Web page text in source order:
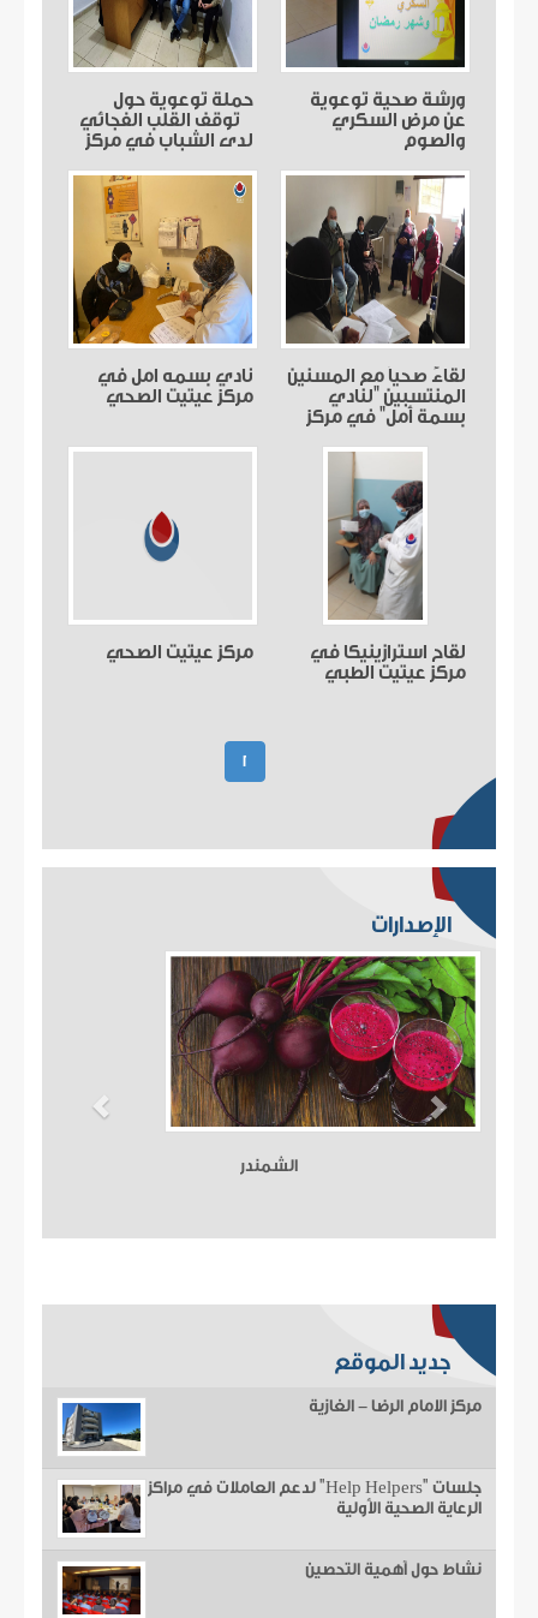
ورشة صحية توعوية
عن مرض السكري
والصوم
حملة توعوية حول
توقف القلب الفجائي
لدى الشباب في مركز
لقاءً صحياً مع المسنين
المنتسبين "لنادي
بسمة أمل" في مركز
نادي بسمه امل في
مركز عيتيت الصحي
لقاح استرازينيكا في
مركز عيتيت الطبي
مركز عيتيت الصحي
1
الإصدارات
الشمندر
جديد الموقع
مركز الامام الرضا - الغازية
جلسات "Help Helpers" لدعم العاملات في مراكز
الرعاية الصحية الأولية
نشاط حول أهمية التحصين